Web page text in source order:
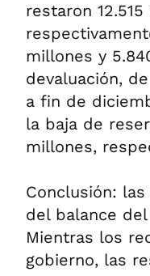
restaron
millones y
devaluación,
a fin de
la baja de
millones,
Conclusión:
del balance
Mientras los
gobierno, las